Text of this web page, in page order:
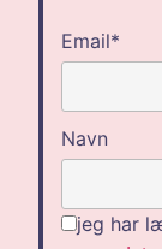
Email*
Navn
jeg har